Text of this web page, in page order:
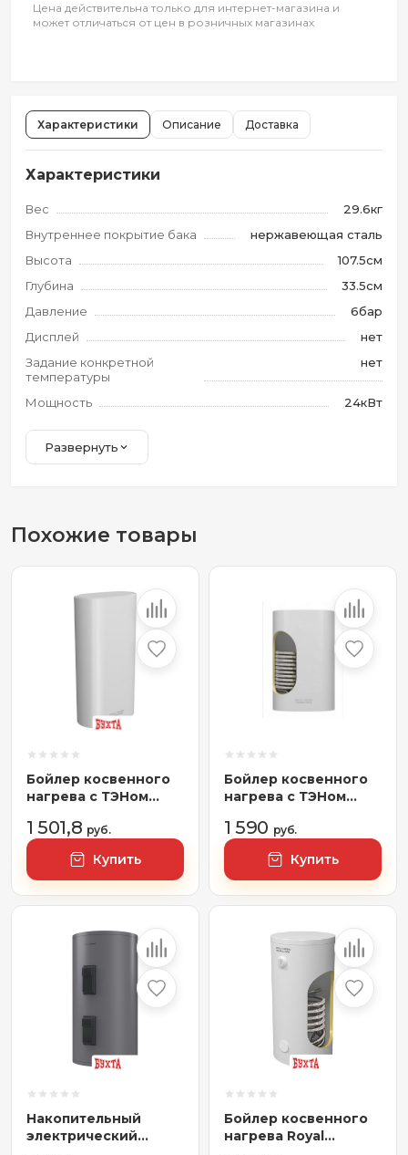
Цена действительна только для интернет-магазина и
может отличаться от цен в розничных магазинах
Характеристики Описание Доставка
Характеристики
Вес
29.6кг
Внутреннее покрытие бака
нержавеющая сталь
Высота
107.5см
Глубина
33.5см
Давление
6бар
Дисплей
нет
Задание конкретной
температуры
нет
Мощность 24кВт
Развернуть
Похожие товары
Бойлер косвенного
нагрева с ТЭНом
Aquatec Inox-F
RTWX-F 100
1 501,8 руб.
Купить
Бойлер косвенного
нагрева с ТЭНом
Aquatec Inox RTWX-F
100.1
1 590 руб.
Купить
Накопительный
электрический
Бойлер косвенного
нагрева Royal